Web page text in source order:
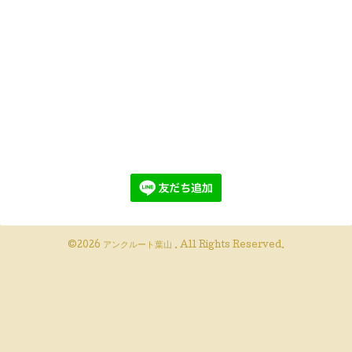
©2026 アンクルート葉山 . All Rights Reserved.